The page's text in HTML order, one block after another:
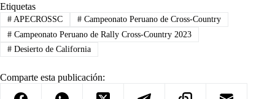
Etiquetas
#APECROSSC #Campeonato Peruano de Cross-Country
#Campeonato Peruano de Rally Cross-Country 2023
#Desierto de California
Comparte esta publicación: